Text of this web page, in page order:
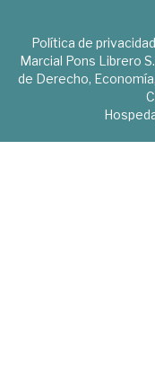
Política de privacidad
Marcial Pons Librero
de Derecho,